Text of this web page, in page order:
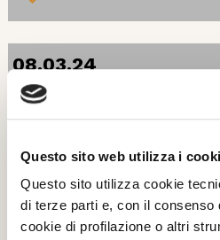
Questo sito web utilizza i
Questo sito utilizza cookie
di terze parti e, con il consenso
cookie di profilazione o altri
08.03.24
Friday
Luca Ciarla solOrkestra
Luca Ciarla solOrkestra Violin
music with a loop pedal, his voice